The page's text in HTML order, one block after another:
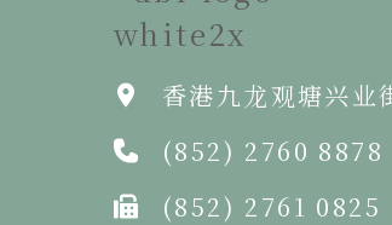
香港九龙观塘兴业
(852) 2760 8878
(852) 2761 0825